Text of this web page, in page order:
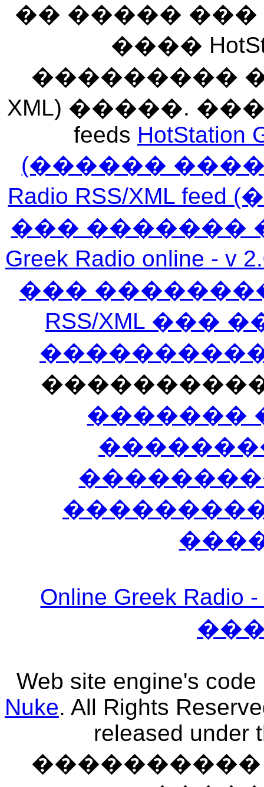
�� �����
����
��������� ���
XML) �����.
feeds HotStation
(������
Radio RSS/XML
��� �������
Greek Radio
���
RSS/XML
�������
Online Greek
Web site engine's
Nuke. All Rights
released under
����������